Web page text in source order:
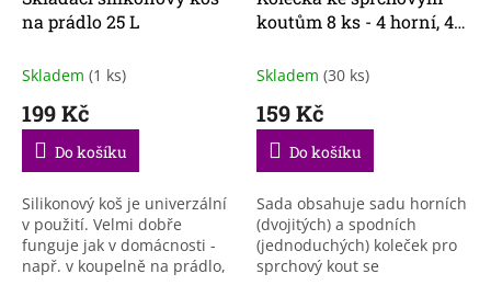
na prádlo 25 L
Skladem (1 ks)
199 Kč
Do košíku
Silikonový koš je univerzální
v použití. Velmi dobře
funguje jak v domácnosti -
např. v koupelně na prádlo,
koutům 8 ks - 4 horní, 4
Skladem (30 ks)
159 Kč
Do košíku
Sada obsahuje sadu horních
(dvojitých) a spodních
(jednoduchých) koleček pro
sprchový kout se